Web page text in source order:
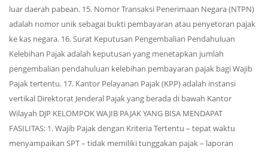
luar daerah pabean. 15. Nomor Transaksi Penerimaan Negara (NTPN)
adalah nomor unik sebagai bukti pembayaran atau penyetoran pajak
ke kas negara. 16. Surat Keputusan Pengembalian Pendahuluan
Kelebihan Pajak adalah keputusan yang menetapkan jumlah
pengembalian pendahuluan kelebihan pembayaran pajak bagi Wajib
Pajak tertentu. 17. Kantor Pelayanan Pajak (KPP) adalah instansi
vertikal Direktorat Jenderal Pajak yang berada di bawah Kantor
Wilayah DJP KELOMPOK WAJIB PAJAK YANG BISA MENDAPAT
FASILITAS: 1. Wajib Pajak dengan Kriteria Tertentu – tepat waktu
menyampaikan SPT – tidak memiliki tunggakan pajak – laporan